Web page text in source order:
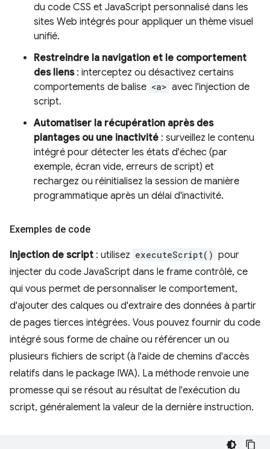
du code CSS et JavaScript personnalisé dans les
sites Web intégrés pour appliquer un thème visuel
unifié.
Restreindre la navigation et le comportement
des liens: interceptez ou désactivez certains
comportements de balise <a> avec l'injection de
script.
Automatiser la récupération après des
plantages ou une inactivité : surveillez le contenu
intégré pour détecter les états d'échec (par
exemple, écran vide, erreurs de script) et
rechargez ou réinitialisez la session de manière
programmatique après un délai d'inactivité.
Exemples de code
Injection de script : utilisez executeScript() pour
injecter du code JavaScript dans le frame contrôlé, ce
qui vous permet de personnaliser le comportement,
d'ajouter des calques ou d'extraire des données à partir
de pages tierces intégrées. Vous pouvez fournir du code
intégré sous forme de chaîne ou référencer un ou
plusieurs fichiers de script (à l'aide de chemins d'accès
relatifs dans le package IWA). La méthode renvoie une
promesse qui se résout au résultat de l'exécution du
script, généralement la valeur de la dernière instruction.